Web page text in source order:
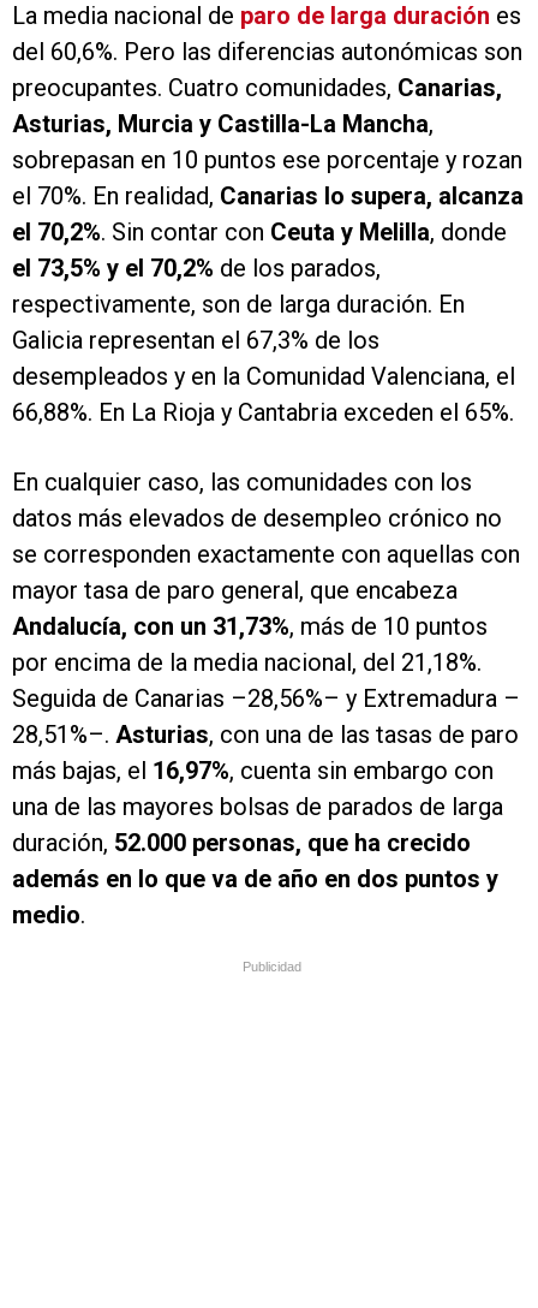
La media nacional de paro de larga duración es
del 60,6%. Pero las diferencias autonómicas son
preocupantes. Cuatro comunidades, Canarias,
Asturias, Murcia y Castilla-La Mancha,
sobrepasan en 10 puntos ese porcentaje y rozan
el 70%. En realidad, Canarias lo supera, alcanza
el 70,2%. Sin contar con Ceuta y Melilla, donde
el 73,5% y el 70,2% de los parados,
respectivamente, son de larga duración. En
Galicia representan el 67,3% de los
desempleados y en la Comunidad Valenciana, el
66,88%. En La Rioja y Cantabria exceden el 65%.
En cualquier caso, las comunidades con los
datos más elevados de desempleo crónico no
se corresponden exactamente con aquellas con
mayor tasa de paro general, que encabeza
Andalucía, con un 31,73%, más de 10 puntos
por encima de la media nacional, del 21,18%.
Seguida de Canarias –28,56%– y Extremadura –
28,51%–. Asturias, con una de las tasas de paro
más bajas, el 16,97%, cuenta sin embargo con
una de las mayores bolsas de parados de larga
duración, 52.000 personas, que ha crecido
además en lo que va de año en dos puntos y
medio.
Publicidad